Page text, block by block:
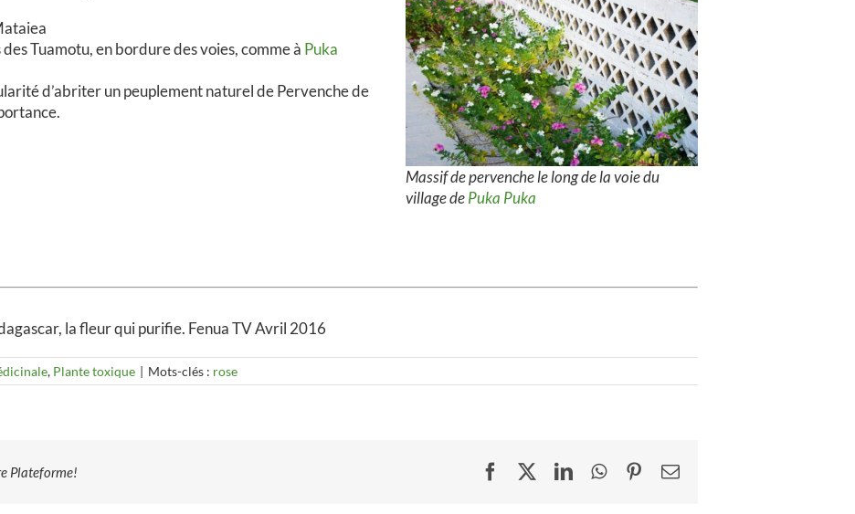
Tuamotu, en bordure des voies, comme à Puka
d’abriter un peuplement naturel de Pervenche de
Massif de pervenche le long de la voie du
village dePuka Puka
la fleur qui purifie. Fenua TV Avril 2016
, Plante toxique | Mots-clés : rose
Plateforme! FacebookLinkedInWhatsApp
Pinterest
Email